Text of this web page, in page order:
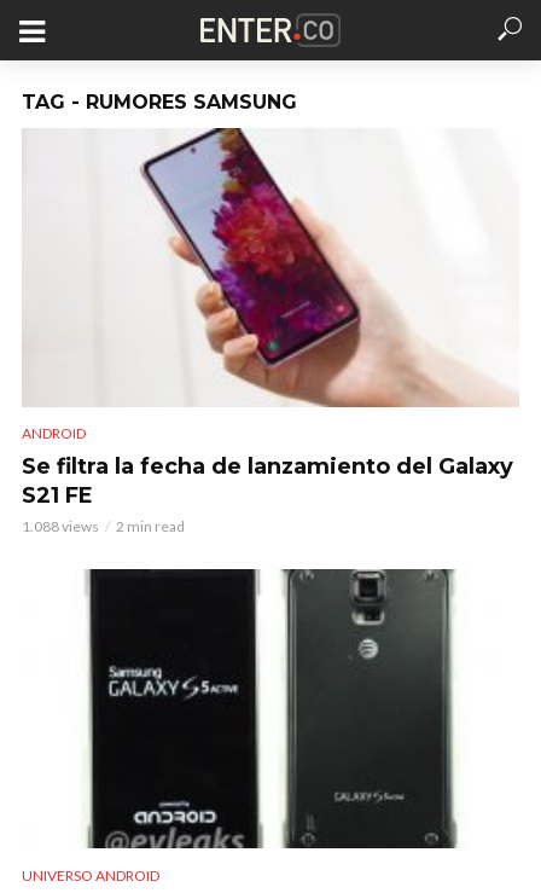
TAG - RUMORES SAMSUNG
ANDROID
Se filtra la fecha de lanzamiento del Galaxy
S21 FE
1.088 views 2 min read
UNIVERSO ANDROID